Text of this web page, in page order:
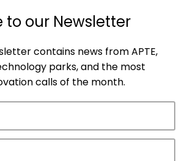
to our Newsletter
contains news from APTE,
parks, and the most
calls of the month.